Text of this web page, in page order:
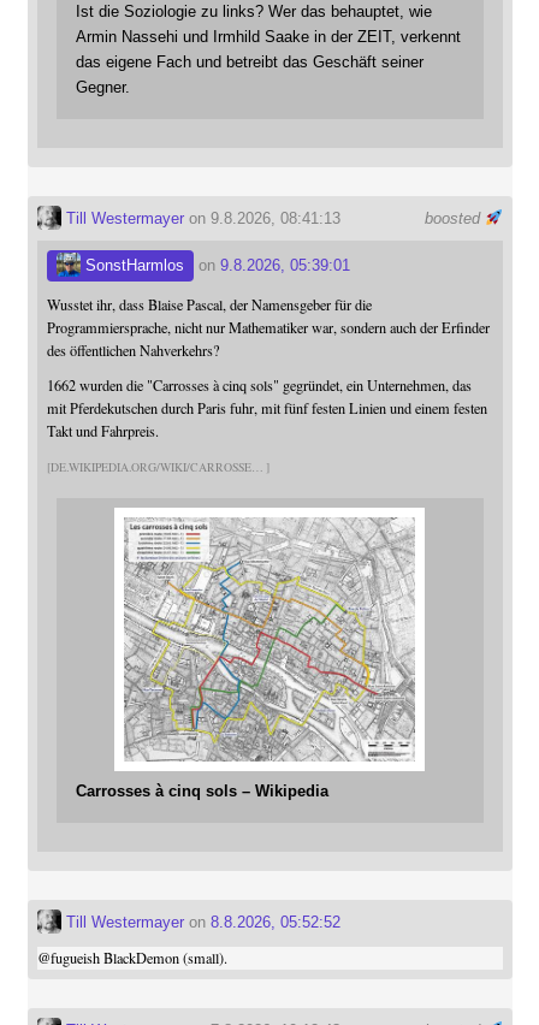
Ist die Soziologie zu links? Wer das behauptet, wie
Armin Nassehi und Irmhild Saake in der ZEIT, verkennt
das eigene Fach und betreibt das Geschäft seiner
Gegner.
boosted
Till Westermayeron 9.8.2026, 08:41:13
SonstHarmlos on 9.8.2026, 05:39:01
Wusstet ihr, dass Blaise Pascal, der Namensgeber für die
Programmiersprache, nicht nur Mathematiker war, sondern auch der Erfinder
des öffentlichen Nahverkehrs?
1662 wurden die "Carrosses à cinq sols" gegründet, ein Unternehmen, das
mit Pferdekutschen durch Paris fuhr, mit fünf festen Linien und einem festen
Takt und Fahrpreis.
DE.WIKIPEDIA.ORG/WIKI/CARROSSE
Carrosses à cinq sols – Wikipedia
Till Westermayeron 8.8.2026, 05:52:52
@fugueishBlackDemon (small).